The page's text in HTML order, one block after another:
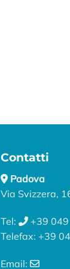
Contatti
Padova
Via Svizzera,
Tel:
+39
Telefax: +39
Email: